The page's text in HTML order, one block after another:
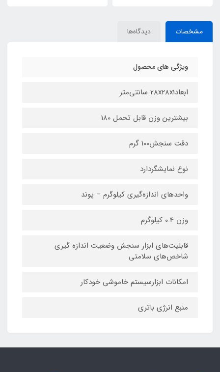
مشخصات دیدگاه‌ها
ویژگی های محصول
ابعاد28x28x1 سانتی‌متر
بیشترین وزن قابل تحمل 180
دقت سنجش100 گرم
نوع نمایشگردارد
واحدهای اندازه‌گیری کیلوگرم – پوند
وزن 0.4 کیلوگرم
قابلیت‌های ابزار سنجش وضعیت اندازه گیری
شاخص‌های سلامتی
امکانات ابزارسیستم خاموشی خودکار
منبع انرژی باتری